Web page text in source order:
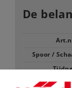
De
Spoor /
Type